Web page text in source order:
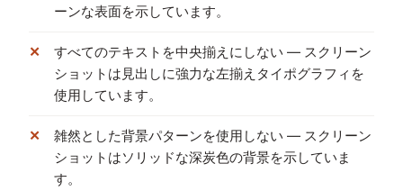
ーンな表面を示しています。
すべてのテキストを中央揃えにしない — スクリーン
ショットは見出しに強力な左揃えタイポグラフィを
使用しています。
雑然とした背景パターンを使用しない — スクリーン
ショットはソリッドな深炭色の背景を示していま
す。